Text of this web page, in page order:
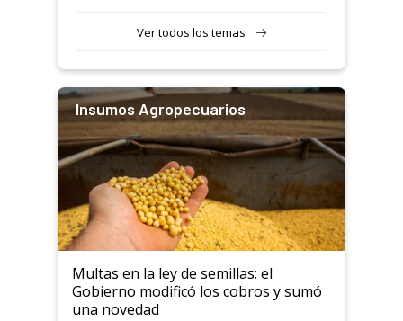
Ver todos los temas
Insumos Agropecuarios
Multas en la ley de semillas: el
Gobierno modificó los cobros y sumó
una novedad